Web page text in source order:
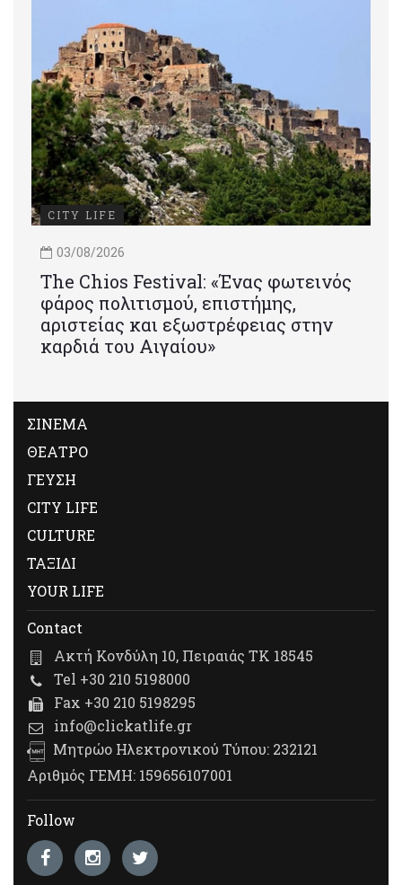
CITY LIFE
03/08/2026
Τhe Chios Festival: «Ένας φωτεινός
φάρος πολιτισμού, επιστήμης,
αριστείας και εξωστρέφειας στην
καρδιά του Αιγαίου»
ΣΙΝΕΜΑ
ΘΕΑΤΡΟ
ΓΕΥΣΗ
CITY LIFE
CULTURE
ΤΑΞΙΔΙ
YOUR LIFE
Contact
Ακτή Κονδύλη 10, Πειραιάς ΤΚ 18545
Tel +30 210 5198000
Fax +30 210 5198295
info@clickatlife.gr
Μητρώο Ηλεκτρονικού Τύπου: 232121
Αριθμός ΓΕΜΗ: 159656107001
Follow